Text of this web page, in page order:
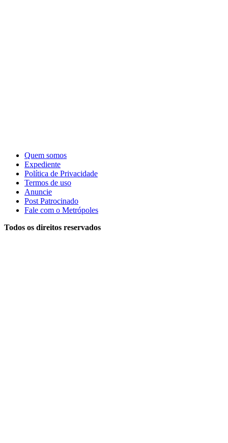
Quem somos
Expediente
Política de Privacidade
Termos de uso
Anuncie
Post Patrocinado
Fale com o Metrópoles
Todos os direitos reservados